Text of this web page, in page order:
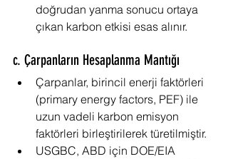
doğrudan yanma sonucu ortaya
çıkan karbon etkisi esas alınır.
c. Çarpanların Hesaplanma Mantığı
Çarpanlar, birincil enerji faktörleri
(primary energy factors, PEF) ile
uzun vadeli karbon emisyon
faktörleri birleştirilerek türetilmiştir.
USGBC, ABD için DOE/EIA